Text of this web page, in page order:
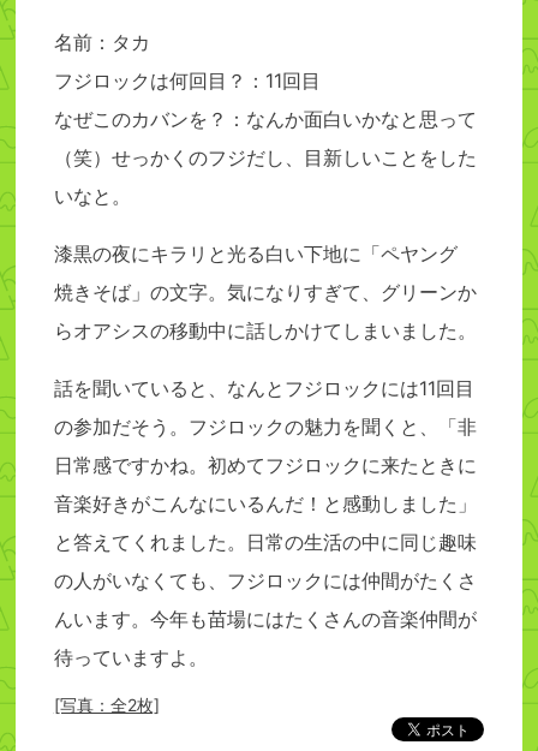
名前：タカ
フジロックは何回目？：11回目
なぜこのカバンを？：なんか面白いかなと思って
（笑）せっかくのフジだし、目新しいことをした
いなと。
漆黒の夜にキラリと光る白い下地に「ペヤング
焼きそば」の文字。気になりすぎて、グリーンか
らオアシスの移動中に話しかけてしまいました。
話を聞いていると、なんとフジロックには11回目
の参加だそう。フジロックの魅力を聞くと、「非
日常感ですかね。初めてフジロックに来たときに
音楽好きがこんなにいるんだ！と感動しました」
と答えてくれました。日常の生活の中に同じ趣味
の人がいなくても、フジロックには仲間がたくさ
んいます。今年も苗場にはたくさんの音楽仲間が
待っていますよ。
[写真：全2枚]